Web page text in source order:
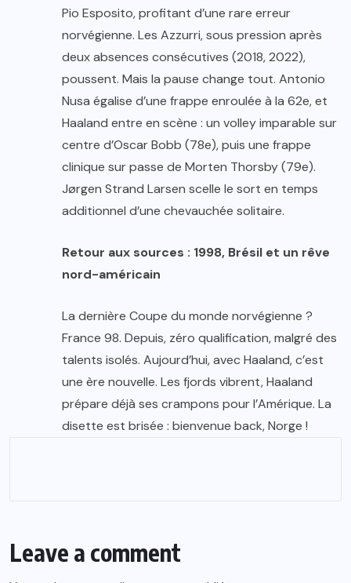
Pio Esposito, profitant d’une rare erreur
norvégienne. Les Azzurri, sous pression après
deux absences consécutives (2018, 2022),
poussent. Mais la pause change tout. Antonio
Nusa égalise d’une frappe enroulée à la 62e, et
Haaland entre en scène : un volley imparable sur
centre d’Oscar Bobb (78e), puis une frappe
clinique sur passe de Morten Thorsby (79e).
Jørgen Strand Larsen scelle le sort en temps
additionnel d’une chevauchée solitaire.
Retour aux sources : 1998, Brésil et un rêve
nord-américain
La dernière Coupe du monde norvégienne ?
France 98. Depuis, zéro qualification, malgré des
talents isolés. Aujourd’hui, avec Haaland, c’est
une ère nouvelle. Les fjords vibrent, Haaland
prépare déjà ses crampons pour l’Amérique. La
disette est brisée : bienvenue back, Norge !
Leave a comment